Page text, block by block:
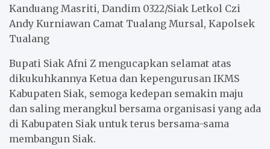
Kanduang Masriti, Dandim 0322/Siak Letkol Czi
Andy Kurniawan Camat Tualang Mursal, Kapolsek
Tualang
Bupati Siak Afni Z mengucapkan selamat atas
dikukuhkannya Ketua dan kepengurusan IKMS
Kabupaten Siak, semoga kedepan semakin maju
dan saling merangkul bersama organisasi yang ada
di Kabupaten Siak untuk terus bersama-sama
membangun Siak.